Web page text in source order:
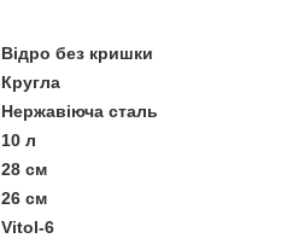
Відро без кришки
Кругла
Нержавіюча сталь
10 л
28 см
26 см
Vitol-6